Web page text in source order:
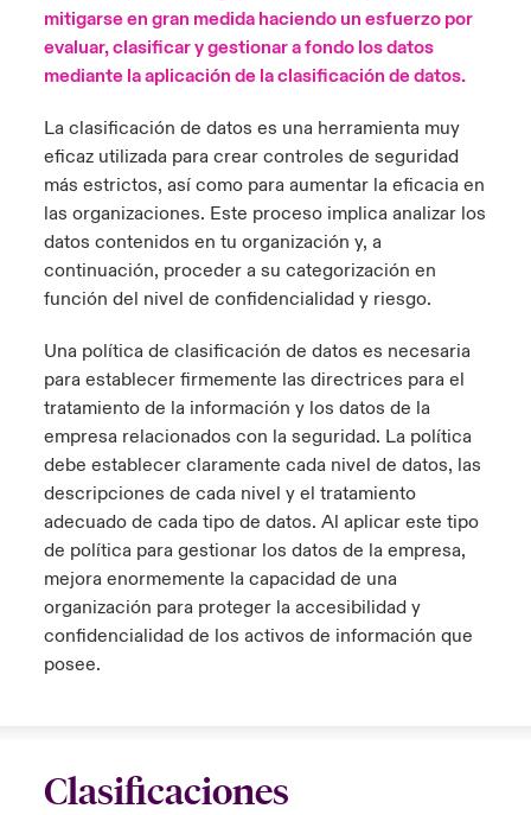
Contacto
Acceso
Siniestros
Relaciones Con Inversores
Transformación tecnológica y ciberriesgo 2025
Resilience - Riesgos climáticos y medioambientales 2025
Cyber
Services Snapshot
Spain
(French)
America
(French)
America
(French)
America
(French)
America
(French)
America
(French)
America
(French)
America
(French)
America
(French)
America
(French)
America
(French)
America
mitigarse en gran medida haciendo un esfuerzo por
evaluar, clasificar y gestionar a fondo los datos
mediante la aplicación de la clasificación de datos.
La clasificación de datos es una herramienta muy
eficaz utilizada para crear controles de seguridad
más estrictos, así como para aumentar la eficacia en
las organizaciones. Este proceso implica analizar los
datos contenidos en tu organización y, a
continuación, proceder a su categorización en
función del nivel de confidencialidad y riesgo.
Una política de clasificación de datos es necesaria
para establecer firmemente las directrices para el
tratamiento de la información y los datos de la
empresa relacionados con la seguridad. La política
debe establecer claramente cada nivel de datos, las
descripciones de cada nivel y el tratamiento
adecuado de cada tipo de datos. Al aplicar este tipo
de política para gestionar los datos de la empresa,
mejora enormemente la capacidad de una
organización para proteger la accesibilidad y
confidencialidad de los activos de información que
posee.
Clasificaciones